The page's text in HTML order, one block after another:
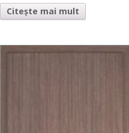
Citește mai mult